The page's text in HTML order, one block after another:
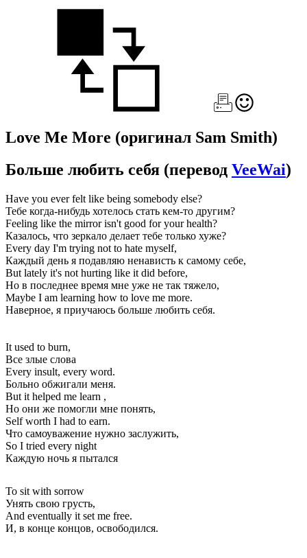
Love Me More (оригинал Sam Smith)
Больше любить себя (перевод VeeWai)
Have you ever felt like being somebody else?
Тебе когда-нибудь хотелось стать кем-то другим?
Feeling like the mirror isn't good for your health?
Казалось, что зеркало делает тебе только хуже?
Every day I'm trying not to hate myself,
Каждый день я подавляю ненависть к самому себе,
But lately it's not hurting like it did before,
Но в последнее время мне уже не так тяжело,
Maybe I am learning how to love me more.
Наверное, я приучаюсь больше любить себя.
It used to burn,
Все злые слова
Every insult, every word.
Больно обжигали меня.
But it helped me learn ,
Но они же помогли мне понять,
Self worth I had to earn.
Что самоуважение нужно заслужить,
So I tried every night
Каждую ночь я пытался
To sit with sorrow
Унять свою грусть,
And eventually it set me free.
И, в конце концов, освободился.